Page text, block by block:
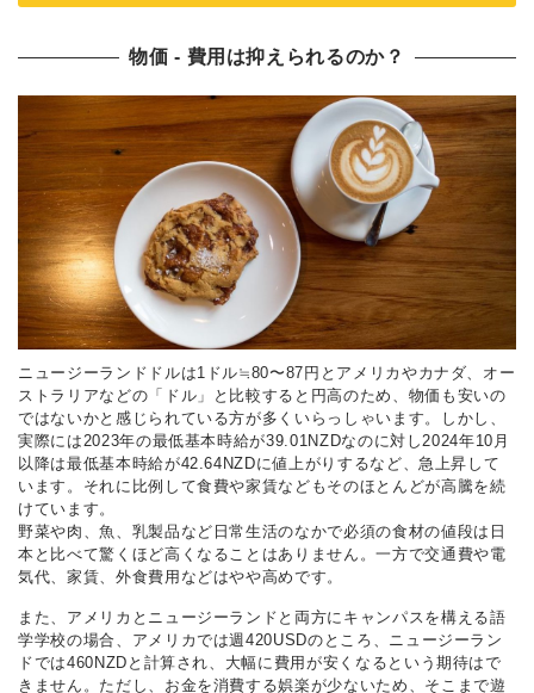
物価 ‐ 費用は抑えられるのか？
ニュージーランドドルは1ドル≒80〜87円とアメリカやカナダ、オー
ストラリアなどの「ドル」と比較すると円高のため、物価も安いの
ではないかと感じられている方が多くいらっしゃいます。しかし、
実際には2023年の最低基本時給が39.01NZDなのに対し2024年10月
以降は最低基本時給が42.64NZDに値上がりするなど、急上昇して
います。それに比例して食費や家賃などもそのほとんどが高騰を続
けています。
野菜や肉、魚、乳製品など日常生活のなかで必須の食材の値段は日
本と比べて驚くほど高くなることはありません。一方で交通費や電
気代、家賃、外食費用などはやや高めです。
また、アメリカとニュージーランドと両方にキャンパスを構える語
学学校の場合、アメリカでは週420USDのところ、ニュージーラン
ドでは460NZDと計算され、大幅に費用が安くなるという期待はで
きません。ただし、お金を消費する娯楽が少ないため、そこまで遊